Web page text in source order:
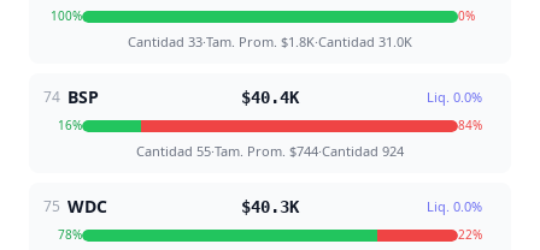
100% 0%
Cantidad 33·Tam. Prom. $1.8K·Cantidad 31.0K
74 BSP $40.4K Liq. 0.0%
16% 84%
Cantidad 55·Tam. Prom. $744·Cantidad 924
75 WDC $40.3K Liq. 0.0%
78% 22%